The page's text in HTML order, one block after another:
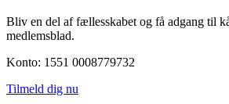
Bliv en del af fællesskabet og få adgang til
medlemsblad.
Konto: 1551 0008779732
Tilmeld dig nu